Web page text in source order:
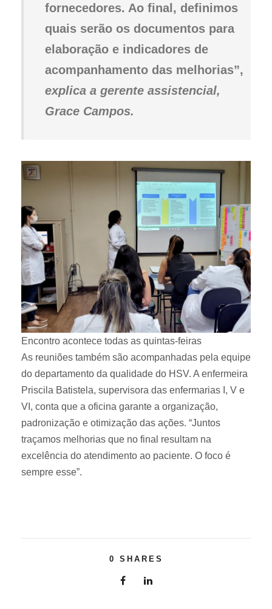
fornecedores. Ao final, definimos
quais serão os documentos para
elaboração e indicadores de
acompanhamento das melhorias”,
explica a gerente assistencial,
Grace Campos.
Encontro acontece todas as quintas-feiras
As reuniões também são acompanhadas pela equipe
do departamento da qualidade do HSV. A enfermeira
Priscila Batistela, supervisora das enfermarias I, V e
VI, conta que a oficina garante a organização,
padronização e otimização das ações. “Juntos
traçamos melhorias que no final resultam na
excelência do atendimento ao paciente. O foco é
sempre esse”.
0 SHARES